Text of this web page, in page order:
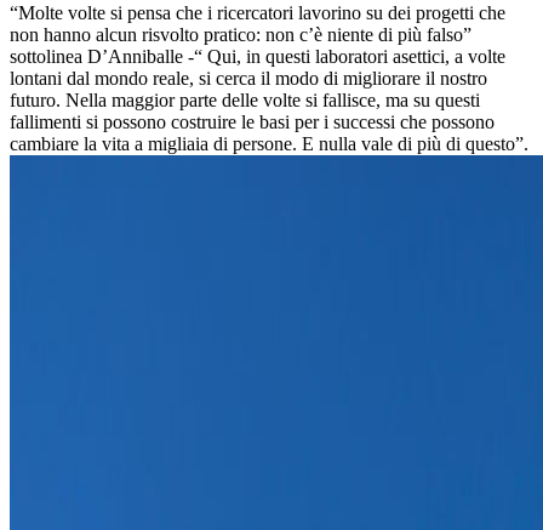
“Molte volte si pensa che i ricercatori lavorino su dei progetti che
non hanno alcun risvolto pratico: non c’è niente di più falso”
sottolinea D’Anniballe -“ Qui, in questi laboratori asettici, a volte
lontani dal mondo reale, si cerca il modo di migliorare il nostro
futuro. Nella maggior parte delle volte si fallisce, ma su questi
fallimenti si possono costruire le basi per i successi che possono
cambiare la vita a migliaia di persone. E nulla vale di più di questo”.